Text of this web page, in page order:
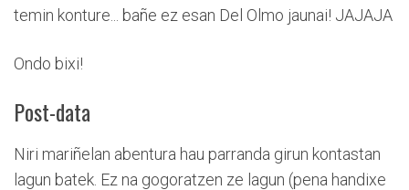
temin konture... bañe ez esan Del Olmo jaunai! JAJAJA
Ondo bixi!
Post-data
Niri mariñelan abentura hau parranda girun kontastan
lagun batek. Ez na gogoratzen ze lagun (pena handixe